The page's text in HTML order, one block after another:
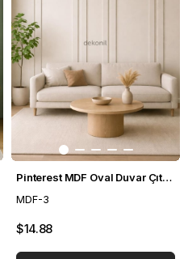
Pinterest MDF Oval Duvar Çıtası Seti
MDF-3
$14.88